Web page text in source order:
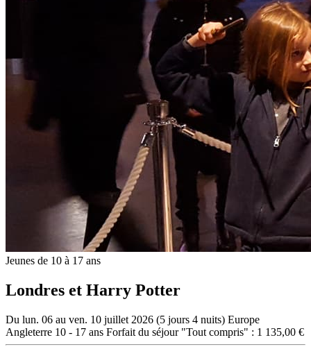
Jeunes de 10 à 17 ans
Londres et Harry Potter
Du lun. 06 au ven. 10 juillet 2026 (5 jours 4 nuits) Europe
Angleterre 10 - 17 ans Forfait du séjour "Tout compris" : 1 135,00 €